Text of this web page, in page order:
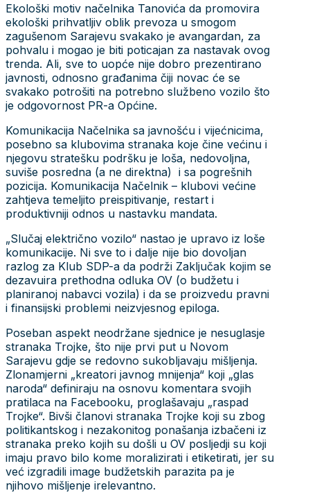
Ekološki motiv načelnika Tanovića da promovira
ekološki prihvatljiv oblik prevoza u smogom
zagušenom Sarajevu svakako je avangardan, za
pohvalu i mogao je biti poticajan za nastavak ovog
trenda. Ali, sve to uopće nije dobro prezentirano
javnosti, odnosno građanima čiji novac će se
svakako potrošiti na potrebno službeno vozilo što
je odgovornost PR-a Općine.
Komunikacija Načelnika sa javnošću i vijećnicima,
posebno sa klubovima stranaka koje čine većinu i
njegovu stratešku podršku je loša, nedovoljna,
suviše posredna (a ne direktna) i sa pogrešnih
pozicija. Komunikacija Načelnik – klubovi većine
zahtjeva temeljito preispitivanje, restart i
produktivniji odnos u nastavku mandata.
„Slučaj električno vozilo“ nastao je upravo iz loše
komunikacije. Ni sve to i dalje nije bio dovoljan
razlog za Klub SDP-a da podrži Zaključak kojim se
dezavuira prethodna odluka OV (o budžetu i
planiranoj nabavci vozila) i da se proizvedu pravni
i finansijski problemi neizvjesnog epiloga.
Poseban aspekt neodržane sjednice je nesuglasje
stranaka Trojke, što nije prvi put u Novom
Sarajevu gdje se redovno sukobljavaju mišljenja.
Zlonamjerni „kreatori javnog mnijenja“ koji „glas
naroda“ definiraju na osnovu komentara svojih
pratilaca na Facebooku, proglašavaju „raspad
Trojke“. Bivši članovi stranaka Trojke koji su zbog
politikantskog i nezakonitog ponašanja izbačeni iz
stranaka preko kojih su došli u OV posljedji su koji
imaju pravo bilo kome moralizirati i etiketirati, jer su
već izgradili image budžetskih parazita pa je
njihovo mišljenje irelevantno.